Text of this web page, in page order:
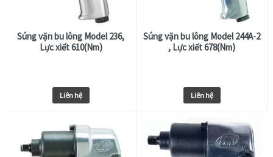
Súng vặn bu lông Model 236,
Lực xiết 610(Nm)
Liên hệ
Súng vặn bu lông Model 244A-2
, Lực xiết 678(Nm)
Liên hệ